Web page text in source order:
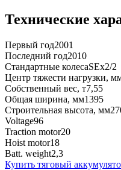
Технические
Первый год2001
Последний год2010
Стандартные колесаSEx2/2
Центр тяжести нагрузки,
Собственный вес, т7,55
Общая ширина, мм1395
Строительная высота, мм
Voltage96
Traction motor20
Hoist motor18
Batt. weight2,3
Купить тяговый